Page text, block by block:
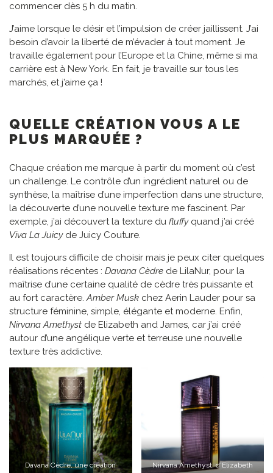
commencer dès 5 h du matin.
J’aime lorsque le désir et l’impulsion de créer jaillissent. J’ai
besoin d’avoir la liberté de m’évader à tout moment. Je
travaille également pour l’Europe et la Chine, même si ma
carrière est à New York. En fait, je travaille sur tous les
marchés, et j’aime ça !
QUELLE CRÉATION VOUS A LE
PLUS MARQUÉE ?
Chaque création me marque à partir du moment où c’est
un challenge. Le contrôle d’un ingrédient naturel ou de
synthèse, la maîtrise d’une imperfection dans une structure,
la découverte d’une nouvelle texture me fascinent. Par
exemple, j’ai découvert la texture du fluffyquand j’ai créé
Viva La Juicyde Juicy Couture.
Il est toujours difficile de choisir mais je peux citer quelques
réalisations récentes : Davana Cèdre de LilaNur, pour la
maîtrise d’une certaine qualité de cèdre très puissante et
au fort caractère.Amber Musk chez Aerin Lauder pour sa
structure féminine, simple, élégante et moderne. Enfin,
Nirvana Amethyst de Elizabeth and James, car j’ai créé
autour d’une angélique verte et terreuse une nouvelle
texture très addictive.
Davana Cèdre, une création
Nirvana Amethyst, d’Elizabeth